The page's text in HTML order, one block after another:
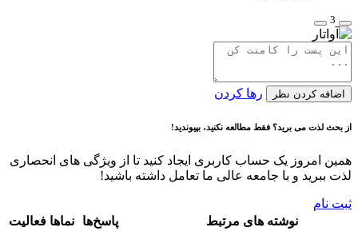
3
اضافه کردن نظر رها کردن
از بحث لذت می برید؟ فقط مطالعه نکنید، بپیوندید!
همین امروز یک حساب کاربری ایجاد کنید تا از ویژگی های انحصاری
لذت ببرید و با جامعه عالی ما تعامل داشته باشید!
ثبت نام
نوشته های مرتبط
پاسخ‌ها نماها فعالیت